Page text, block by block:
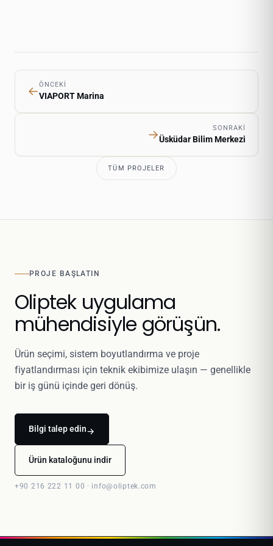
←ÖNCEKI
VIAPORT Marina
TÜM PROJELER
SONRAKI
Üsküdar Bilim Merkezi
→
PROJE BAŞLATIN
Oliptek uygulama
mühendisiyle görüşün.
Ürün seçimi, sistem boyutlandırma ve proje
fiyatlandırması için teknik ekibimize ulaşın — genellikle
bir iş günü içinde geri dönüş.
Bilgi talep edin→
Ürün kataloğunu indir
+90 216 222 11 00 · info@oliptek.com